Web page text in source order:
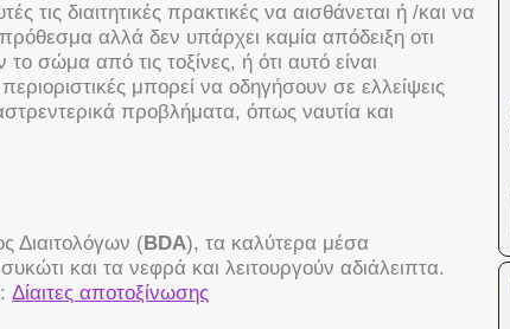
τις διαιτητικές πρακτικές να αισθάνεται ή /και να
αλλά δεν υπάρχει καμία απόδειξη οτι
σώμα από τις τοξίνες, ή ότι αυτό είναι
μπορεί να οδηγήσουν σε ελλείψεις
προβλήματα, όπως ναυτία και
Διαιτολόγων (BDA), τα καλύτερα μέσα
και τα νεφρά και λειτουργούν αδιάλειπτα.
: Δίαιτες αποτοξίνωσης